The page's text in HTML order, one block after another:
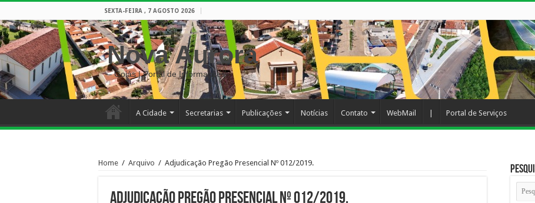
SEXTA-FEIRA , 7 AGOSTO 2026
Nova Aurora
– Goiás | Portal de Informações
A Cidade Secretarias Publicações Notícias Contato WebMail Portal de Serviços
Home / Arquivo / Adjudicação Pregão Presencial Nº 012/2019.
Adjudicação Pregão Presencial Nº 012/2019.